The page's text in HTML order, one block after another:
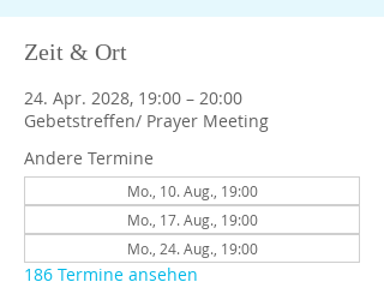
Zeit & Ort
24. Apr. 2028, 19:00 – 20:00
Gebetstreffen/ Prayer Meeting
Andere Termine
Mo., 10. Aug., 19:00
Mo., 17. Aug., 19:00
Mo., 24. Aug., 19:00
186 Termine ansehen